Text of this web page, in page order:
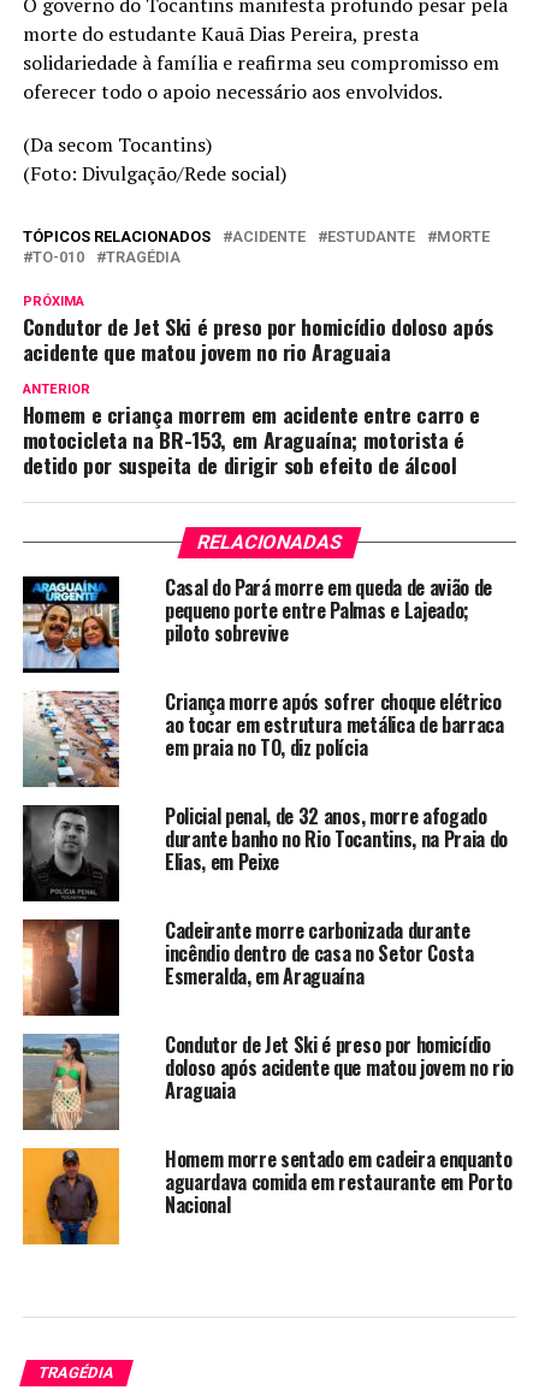
morte do estudante Kauã Dias Pereira, presta
solidariedade à família e reafirma seu compromisso em
oferecer todo o apoio necessário aos envolvidos.
(Da secom Tocantins)
(Foto: Divulgação/Rede social)
TÓPICOS RELACIONADOS ACIDENTE ESTUDANTE
MORTE
TO-010
TRAGÉDIA
PRÓXIMA
Condutor de Jet Ski é preso por homicídio doloso após
acidente que matou jovem no rio Araguaia
ANTERIOR
Homem e criança morrem em acidente entre carro e
motocicleta na BR-153, em Araguaína; motorista é
detido por suspeita de dirigir sob efeito de álcool
RELACIONADAS
Casal do Pará morre em queda de avião de
pequeno porte entre Palmas e Lajeado;
piloto sobrevive
Criança morre após sofrer choque elétrico
ao tocar em estrutura metálica de barraca
em praia no TO, diz polícia
Policial penal, de 32 anos, morre afogado
durante banho no Rio Tocantins, na Praia do
Elias, em Peixe
Cadeirante morre carbonizada durante
incêndio dentro de casa no Setor Costa
Esmeralda, em Araguaína
Condutor de Jet Ski é preso por homicídio
doloso após acidente que matou jovem no rio
Araguaia
Homem morre sentado em cadeira enquanto
aguardava comida em restaurante em Porto
Nacional
TRAGÉDIA